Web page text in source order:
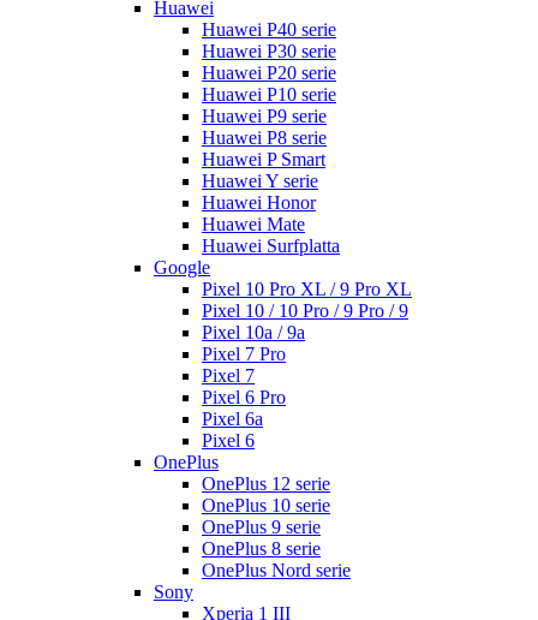
Huawei
Huawei P40 serie
Huawei P30 serie
Huawei P20 serie
Huawei P10 serie
Huawei P9 serie
Huawei P8 serie
Huawei P Smart
Huawei Y serie
Huawei Honor
Huawei Mate
Huawei Surfplatta
Google
Pixel 10 Pro XL / 9 Pro XL
Pixel 10 / 10 Pro / 9 Pro / 9
Pixel 10a / 9a
Pixel 7 Pro
Pixel 7
Pixel 6 Pro
Pixel 6a
Pixel 6
OnePlus
OnePlus 12 serie
OnePlus 10 serie
OnePlus 9 serie
OnePlus 8 serie
OnePlus Nord serie
Sony
Xperia 1 III